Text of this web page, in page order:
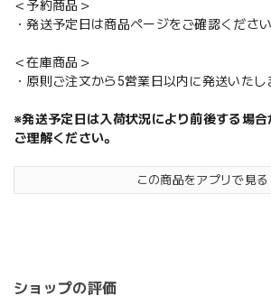
＜予約商品＞
・発送予定日は商品ページをご確認ください
＜在庫商品＞
・原則ご注文から5営業日以内に発送いたし
※発送予定日は入荷状況により前後する場
ご理解ください。
この商品をアプリで見る
ショップの評価